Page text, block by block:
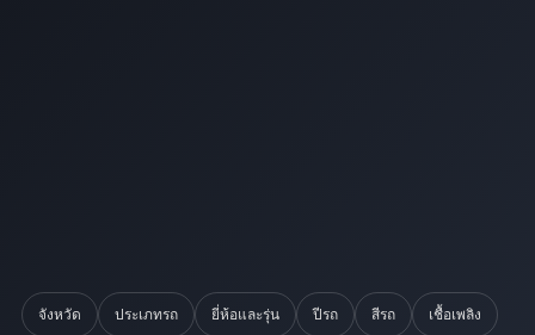
จังหวัด ประเภทรถ ยี่ห้อและรุ่น ปีรถ สีรถ เชื้อเพลิง